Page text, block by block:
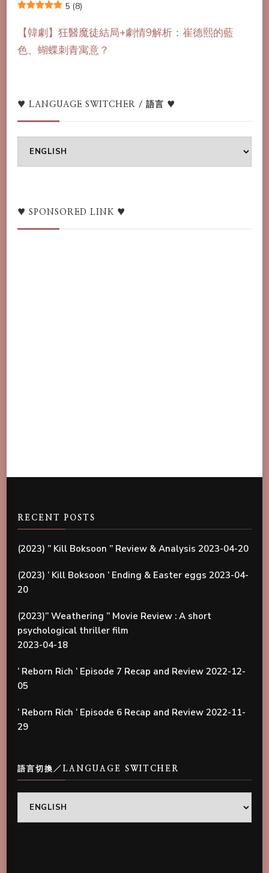
5 (8)
【韓劇】狂醫魔徒結局+劇情9解析：崔德熙的藍
色、蝴蝶刺青寓意？
♥ LANGUAGE SWITCHER / 語言 ♥
語
言
♥ SPONSORED LINK ♥
RECENT POSTS
(2023) ” Kill Boksoon ” Review & Analysis 2023-04-20
(2023) ‘ Kill Boksoon ’ Ending & Easter eggs 2023-04-
20
(2023)” Weathering ” Movie Review : A short
psychological thriller film
2023-04-18
‘ Reborn Rich ‘ Episode 7 Recap and Review 2022-12-
05
‘ Reborn Rich ‘ Episode 6 Recap and Review 2022-11-
29
語言切換／LANGUAGE SWITCHER